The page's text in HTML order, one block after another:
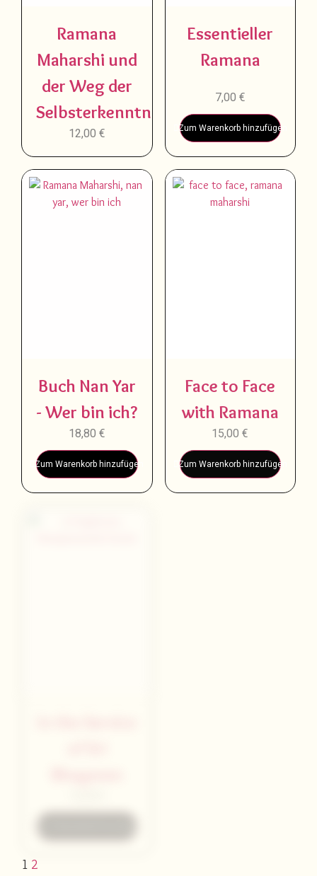
Ramana
Maharshi und
der Weg der
Selbsterkenntnis
12,00 €
Essentieller
Ramana
7,00 €
Zum Warenkorb hinzufügen
Buch Nan Yar
- Wer bin ich?
18,80 €
Zum Warenkorb hinzufügen
Face to Face
with Ramana
15,00€
Zum Warenkorb hinzufügen
1 2